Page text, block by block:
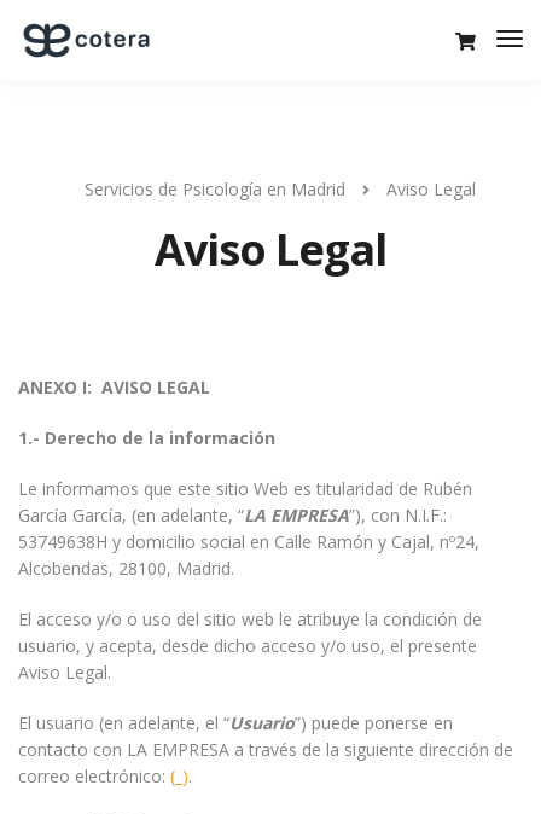
Servicios de Psicología en Madrid Aviso Legal
Aviso Legal
ANEXO I: AVISO LEGAL
1.- Derecho de la información
Le informamos que este sitio Web es titularidad de Rubén
García García, (en adelante, “LA EMPRESA”), con N.I.F.:
53749638H y domicilio social en Calle Ramón y Cajal, nº24,
Alcobendas, 28100, Madrid.
El acceso y/o o uso del sitio web le atribuye la condición de
usuario, y acepta, desde dicho acceso y/o uso, el presente
Aviso Legal.
El usuario (en adelante, el “Usuario”) puede ponerse en
contacto con LA EMPRESA a través de la siguiente dirección de
correo electrónico: (_).